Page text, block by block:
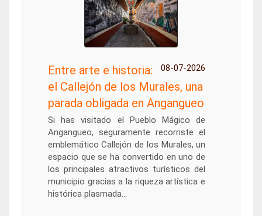
08-07-2026
Entre arte e historia:
el Callejón de los Murales, una
parada obligada en Angangueo
Si has visitado el Pueblo Mágico de
Angangueo, seguramente recorriste el
emblemático Callejón de los Murales, un
espacio que se ha convertido en uno de
los principales atractivos turísticos del
municipio gracias a la riqueza artística e
histórica plasmada...